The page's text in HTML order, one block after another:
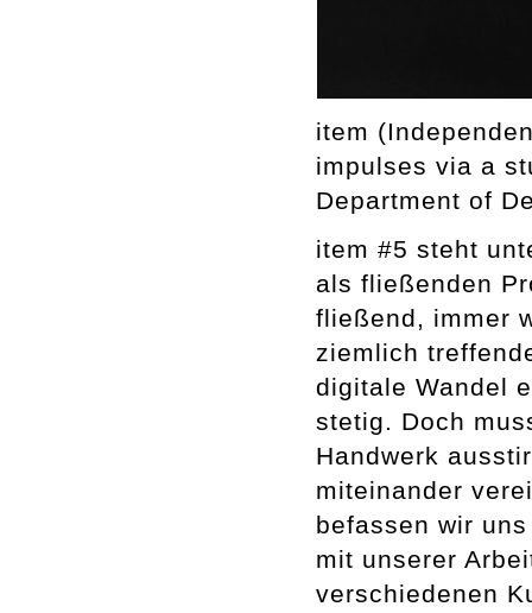
item
impulses via a
Department of
item #5 steht
als fließenden
fließend, immer
ziemlich
digitale Wandel
stetig. Doch
Handwerk
miteinander
befassen wir
mit unserer
verschiedenen